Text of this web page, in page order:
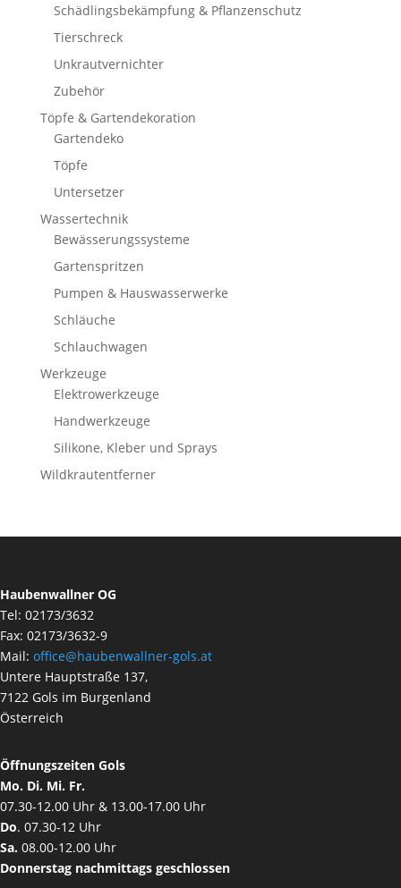
Schädlingsbekämpfung & Pflanzenschutz
Tierschreck
Unkrautvernichter
Zubehör
Töpfe & Gartendekoration
Gartendeko
Töpfe
Untersetzer
Wassertechnik
Bewässerungssysteme
Gartenspritzen
Pumpen & Hauswasserwerke
Schläuche
Schlauchwagen
Werkzeuge
Elektrowerkzeuge
Handwerkzeuge
Silikone, Kleber und Sprays
Wildkrautentferner
Haubenwallner OG
Tel: 02173/3632
Fax: 02173/3632-9
Mail: office@haubenwallner-gols.at
Untere Hauptstraße 137,
7122 Gols im Burgenland
Österreich
Öffnungszeiten Gols
Mo. Di. Mi. Fr.
07.30-12.00 Uhr & 13.00-17.00 Uhr
Do. 07.30-12 Uhr
Sa. 08.00-12.00 Uhr
Donnerstag nachmittags geschlossen